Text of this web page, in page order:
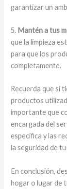
garantizar un
5. Mantén a tus
que la limpieza
para que los
completamente.
Recuerda que si
productos
importante que
encargada del
específica y las
la seguridad de
En conclusión,
hogar o lugar de